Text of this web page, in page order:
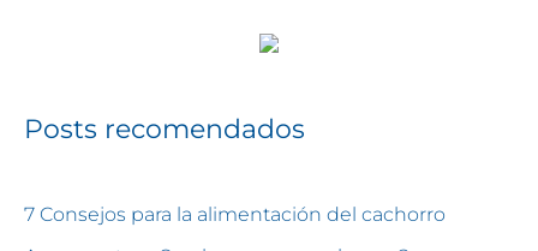
Posts recomendados
7 Consejos para la alimentación del cachorro